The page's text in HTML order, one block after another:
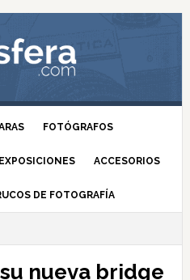
FOTÓGRAFOS
EXPOSICIONES ACCESORIOS
DE FOTOGRAFÍA
nueva bridge